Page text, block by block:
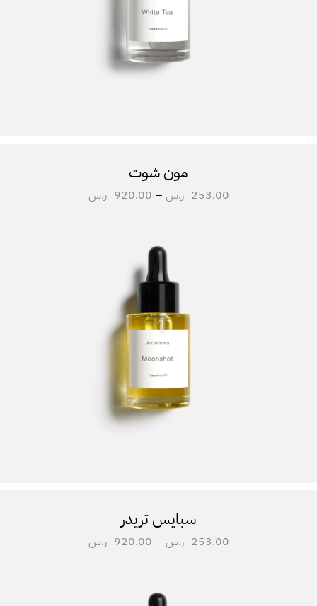
مون شوت
253.00 ر.س –
920.00 ر.س
سبايس تريدر
253.00 ر.س –
920.00 ر.س